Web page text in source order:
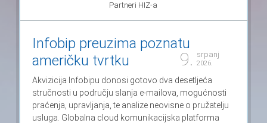
Partneri HIZ-a
9. srpanj
2026.
Infobip preuzima poznatu
američku tvrtku
Akvizicija Infobipu donosi gotovo dva desetljeća
stručnosti u području slanja e-mailova, mogućnosti
praćenja, upravljanja, te analize neovisne o pružatelju
usluga. Globalna cloud komunikacijska platforma